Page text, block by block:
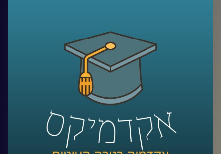
את עצמו כאגודת צדקה ללא מטרות רווח ומאחסן בתוכו את כל
הפעילות הכלכלית של חיזבאללה
שוב איתנו ד״ר חיים קורן, בית ספר לאודר לממשל, דיפלומטיה
ואסטרטגיה, אוניברסיטת רייכמן.
לשעבר שגריר ישראל הראשון לדרום סודאן ומצרים.
*הפרק הוקלט לפני התעצמות הלחימה אך מאוד רלוונטי כדי
להבין באמת איך הגענו למצב שבו אנחנו היום
קרדיט תמונות:AudioVersity